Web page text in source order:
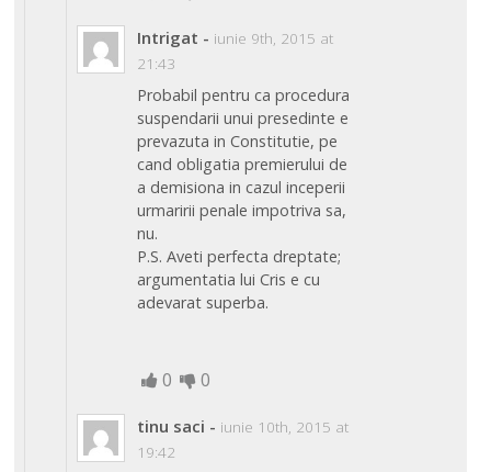
Intrigat - iunie 9th, 2015 at
21:43
Probabil pentru ca procedura
suspendarii unui presedinte e
prevazuta in Constitutie, pe
cand obligatia premierului de
a demisiona in cazul inceperii
urmaririi penale impotriva sa,
nu.
P.S. Aveti perfecta dreptate;
argumentatia lui Cris e cu
adevarat superba.
0 0
tinu saci - iunie 10th, 2015 at
19:42